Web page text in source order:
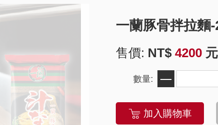
一蘭豚骨拌拉麵-
售價: NT$ 4200 元
數量:
加入購物車